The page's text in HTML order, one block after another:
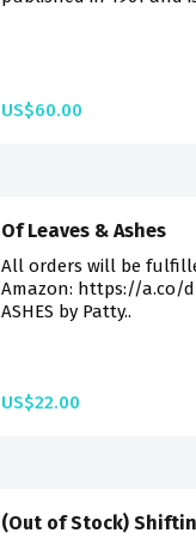
US$60.00
Of Leaves & Ashes
All orders will be
Amazon: https://a.co/d/
ASHES by Patty..
US$22.00
(Out of Stock)